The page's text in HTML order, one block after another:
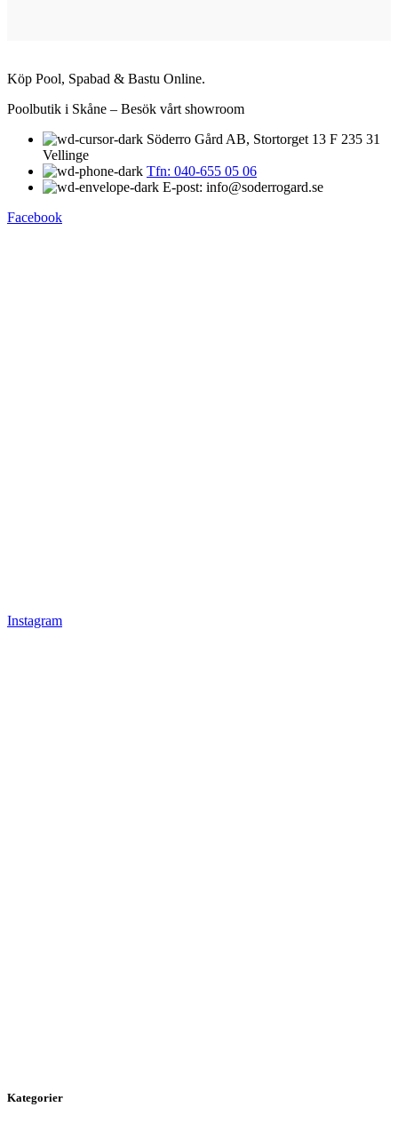
Köp Pool, Spabad & Bastu Online.
Poolbutik i Skåne – Besök vårt showroom
Söderro Gård AB, Stortorget 13 F 235 31
Vellinge
Tfn: 040-655 05 06
E-post: info@soderrogard.se
Facebook
Instagram
Kategorier